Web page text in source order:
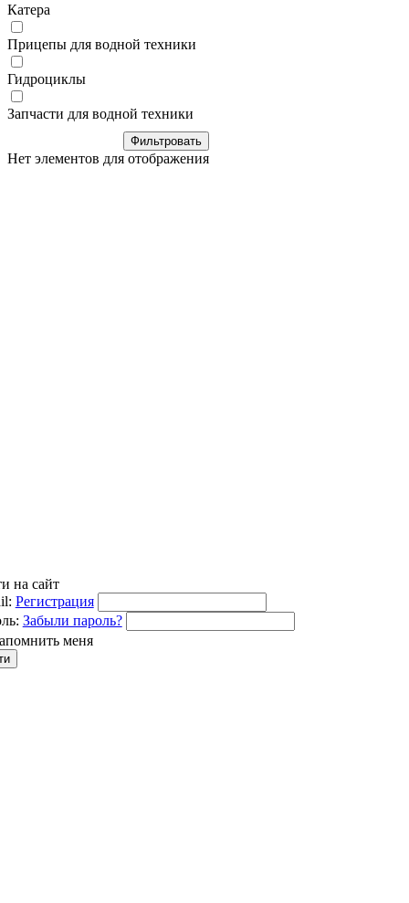
Катера
Прицепы для водной техники
Гидроциклы
Запчасти для водной техники
Нет элементов для отображения
на сайт
Регистрация
Забыли пароль?
меня